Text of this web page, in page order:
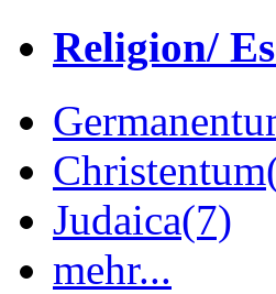
Religion/
Christentum
Judaica(7)
mehr...